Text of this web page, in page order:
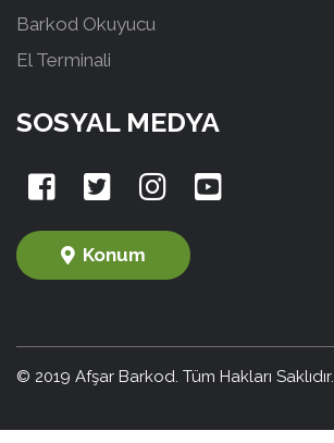
Barkod Okuyucu
El Terminali
SOSYAL MEDYA
Konum
© 2019 Afşar Barkod. Tüm Hakları Saklıdır.